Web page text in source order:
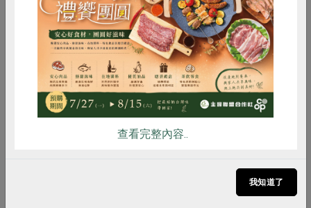
惜食 RPET 食譜 減硝酸鹽
雞蛋 食安 共同購買
查看完整內容..
我知道了